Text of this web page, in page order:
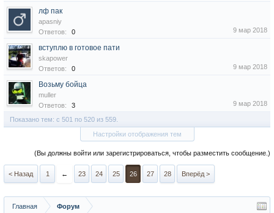
лф пак
apasniy
Ответов:
0 9 мар 2018
вступлю в готовое пати
skapower
Ответов:
0 9 мар 2018
Возьму бойца
muller
Ответов:
3 9 мар 2018
Показано тем: с 501 по 520 из 559.
Настройки отображения тем
(Вы должны войти или зарегистрироваться, чтобы разместить сообщение.)
< Назад 1 ← 23 24 25 26 27 28 Вперёд >
Главная Форум